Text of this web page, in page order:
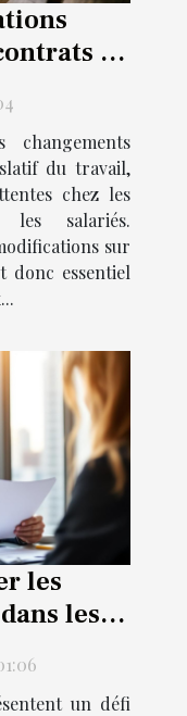
de
changements
du travail,
chez les
les salariés.
sur
donc essentiel
les
les
un défi